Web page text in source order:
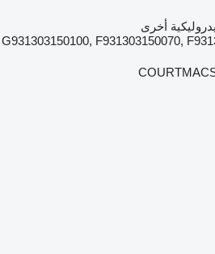
أخرى
G931303150100, F931303150070,